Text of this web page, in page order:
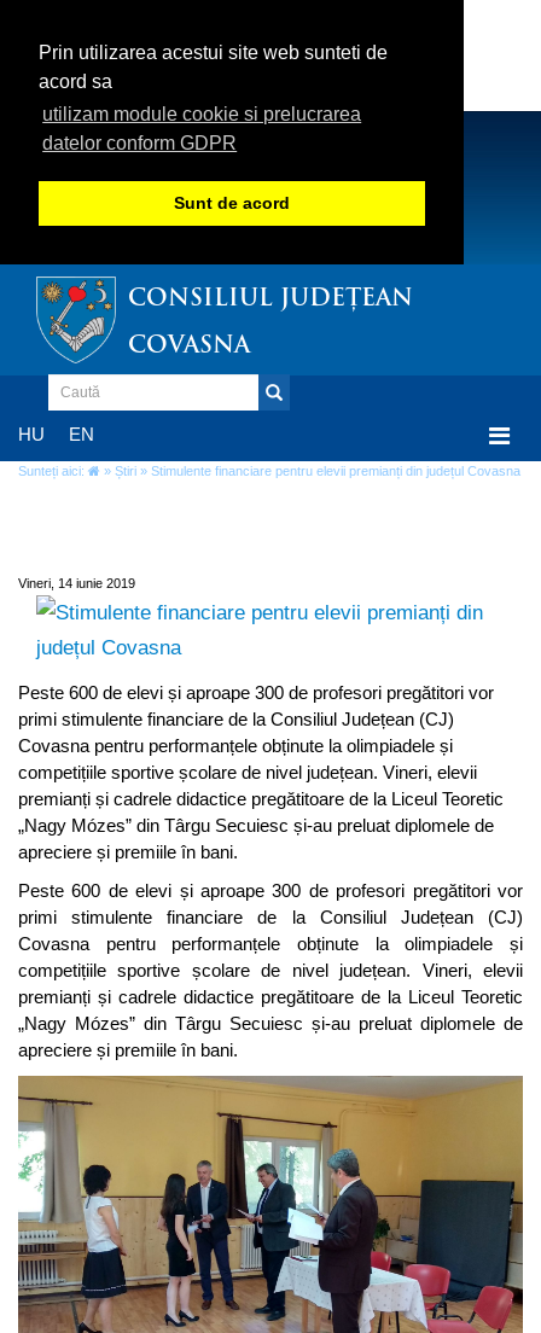
Prin utilizarea acestui site web sunteti de
acord sa
utilizam module cookie si prelucrarea
datelor conform GDPR
Sunt de acord
CONSILIUL JUDEȚEAN
COVASNA
HU EN
Sunteți aici: » Știri » Stimulente financiare pentru elevii premianți din județul Covasna
Vineri, 14 iunie 2019
Peste 600 de elevi și aproape 300 de profesori pregătitori vor
primi stimulente financiare de la Consiliul Județean (CJ)
Covasna pentru performanțele obținute la olimpiadele și
competițiile sportive școlare de nivel județean. Vineri, elevii
premianți și cadrele didactice pregătitoare de la Liceul Teoretic
„Nagy Mózes” din Târgu Secuiesc și-au preluat diplomele de
apreciere și premiile în bani.
Peste 600 de elevi și aproape 300 de profesori pregătitori vor
primi stimulente financiare de la Consiliul Județean (CJ)
Covasna pentru performanțele obținute la olimpiadele și
competițiile sportive școlare de nivel județean. Vineri, elevii
premianți și cadrele didactice pregătitoare de la Liceul Teoretic
„Nagy Mózes” din Târgu Secuiesc și-au preluat diplomele de
apreciere și premiile în bani.